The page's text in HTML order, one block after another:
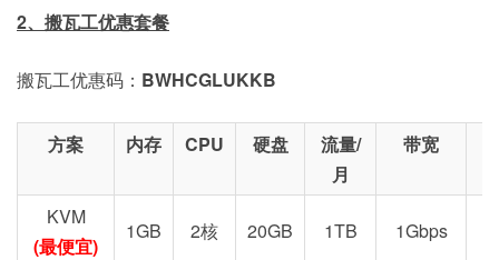
2、搬瓦工优惠套餐
搬瓦工优惠码： BWHCGLUKKB
方案 内存 CPU 硬盘
流量/
月
带宽
KVM
(最便宜)
1GB 2核 20GB 1TB 1Gbps